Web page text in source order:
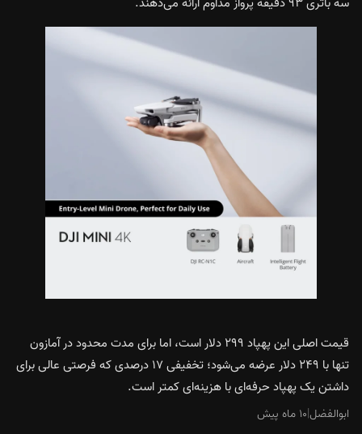
قیمت اصلی این پهپاد ۲۹۹ دلار است، اما برای مدت محدود در آمازون
تنها با ۲۴۹ دلار عرضه می‌شود؛ تخفیفی ۱۷ درصدی که فرصتی عالی برای
داشتن یک پهپاد حرفه‌ای با هزینه‌ای کمتر است.
ابوالفضل|۱۰ ماه پیش